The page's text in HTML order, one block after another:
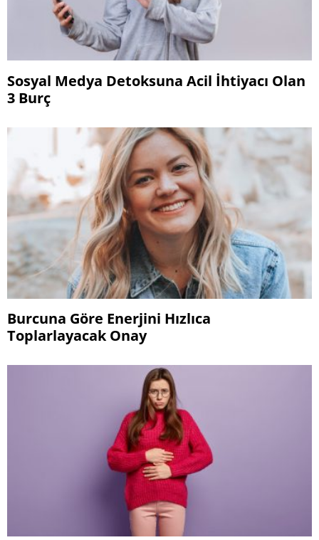
Sosyal Medya Detoksuna Acil İhtiyacı Olan
3 Burç
Burcuna Göre Enerjini Hızlıca
Toplarlayacak Onay